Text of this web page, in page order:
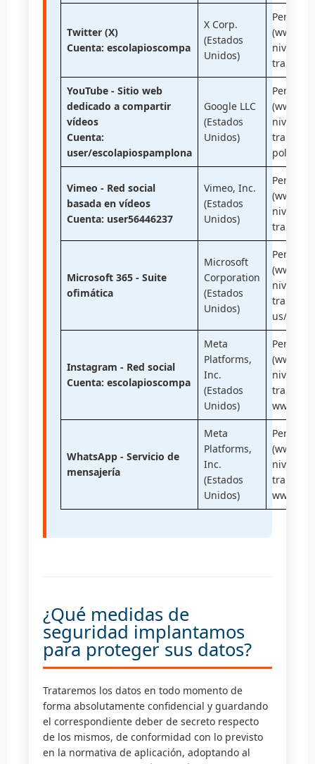
Twitter (X)
Cuenta: escolapioscompa
X Corp.
(Estados
Unidos)
nivel de
YouTube - Sitio web
dedicado a compartir
vídeos
Cuenta:
user/escolapiospamplona
Google LLC
(Estados
Unidos)
nivel de
Vimeo - Red social
basada en vídeos
Cuenta: user56446237
Vimeo, Inc.
(Estados
Unidos)
nivel de
Microsoft 365 - Suite
ofimática
Microsoft
Corporation
(Estados
Unidos)
nivel de
us/
Instagram - Red social
Cuenta: escolapioscompa
Meta
Platforms,
Inc.
(Estados
Unidos)
nivel de
WhatsApp - Servicio de
mensajería
Meta
Platforms,
Inc.
(Estados
Unidos)
nivel de
¿Qué medidas de
seguridad implantamos
para proteger sus datos?
Trataremos los datos en todo momento de
forma absolutamente confidencial y guardando
el correspondiente deber de secreto respecto
de los mismos, de conformidad con lo previsto
en la normativa de aplicación, adoptando al